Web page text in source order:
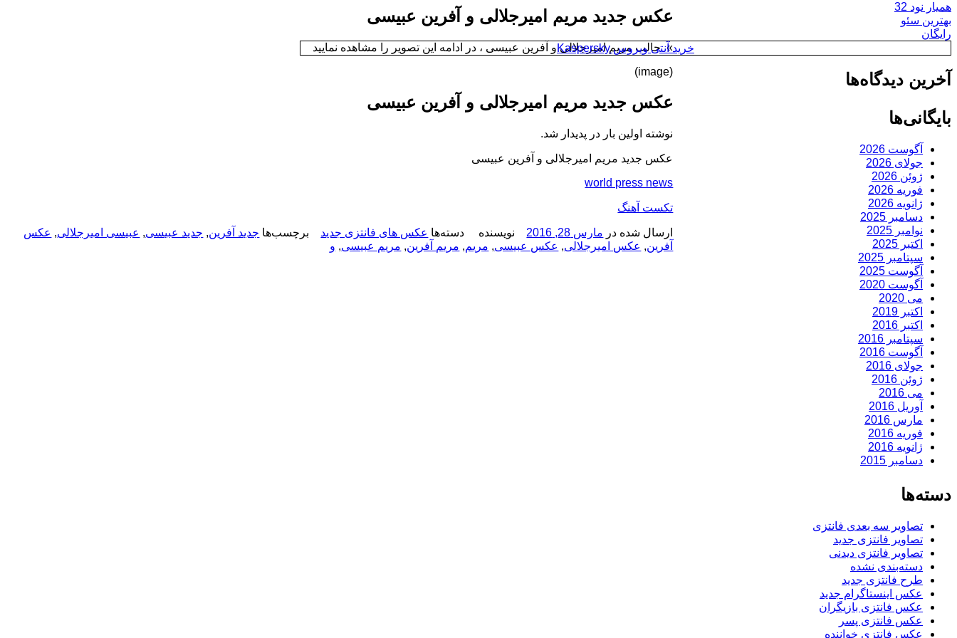
همیار نود 32
بهترین سئو
رایگان
خرید آنتی ویروس Kaspersky
آخرین دیدگاه‌ها
بایگانی‌ها
آگوست 2026
جولای 2026
ژوئن 2026
فوریه 2026
ژانویه 2026
دسامبر 2025
نوامبر 2025
اکتبر 2025
سپتامبر 2025
آگوست 2025
آگوست 2020
می 2020
اکتبر 2019
اکتبر 2016
سپتامبر 2016
آگوست 2016
جولای 2016
ژوئن 2016
می 2016
آوریل 2016
مارس 2016
فوریه 2016
ژانویه 2016
دسامبر 2015
دسته‌ها
تصاویر سه بعدی فانتزی
تصاویر فانتزی جدید
تصاویر فانتزی دیدنی
دسته‌بندی نشده
طرح فانتزی جدید
عکس اینستاگرام جدید
عکس فانتزی بازیگران
عکس فانتزی پسر
عکس فانتزی خواننده
عکس جدید مریم امیرجلالی و آفرین عبیسی
» جالب مریم امیرجلالی و آفرین عبیسی ، در ادامه این تصویر را مشاهده نمایید
(image)
عکس جدید مریم امیرجلالی و آفرین عبیسی
نوشته اولین بار در پدیدار شد.
عکس جدید مریم امیرجلالی و آفرین عبیسی
world press news
تکست آهنگ
ارسال شده در مارس 28, 2016 نویسنده دسته‌ها عکس های فانتزی جدید برچسب‌ها جدید آفرین, جدید عبیسی, عبیسی امیرجلالی, عکس
آفرین, عکس امیرجلالی, عکس عبیسی, مریم, مریم آفرین, مریم عبیسی, و